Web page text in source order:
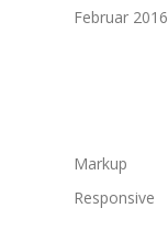
Februar 2016
Markup
Responsive